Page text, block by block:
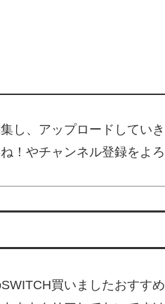
し、アップロードしていき
！やチャンネル登録をよろ
買いましたおすす